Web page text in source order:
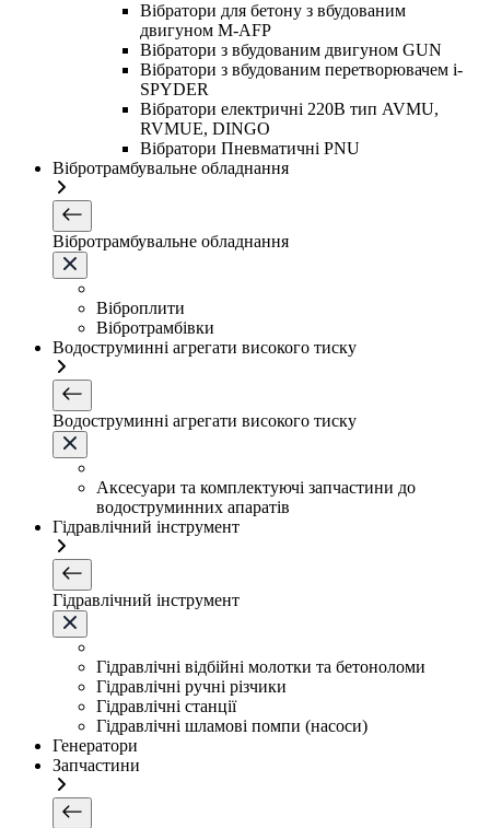
Вібратори для бетону з вбудованим
двигуном M-AFP
Вібратори з вбудованим двигуном GUN
Вібратори з вбудованим перетворювачем i-
SPYDER
Вібратори електричні 220B тип AVMU,
RVMUE, DINGO
Вібратори Пневматичні PNU
Вібротрамбувальне обладнання
Вібротрамбувальне обладнання
Віброплити
Вібротрамбівки
Водоструминні агрегати високого тиску
Водоструминні агрегати високого тиску
Аксесуари та комплектуючі запчастини до
водоструминних апаратів
Гідравлічний інструмент
Гідравлічний інструмент
Гідравлічні відбійні молотки та бетоноломи
Гідравлічні ручні різчики
Гідравлічні станції
Гідравлічні шламові помпи (насоси)
Генератори
Запчастини